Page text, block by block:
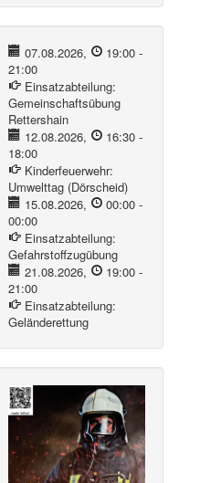
07.08.2026, 19:00-
21:00
Einsatzabteilung:
Gemeinschaftsübung
Rettershain
12.08.2026, 16:30-
18:00
Kinderfeuerwehr:
Umwelttag (Dörscheid)
15.08.2026, 00:00-
00:00
Einsatzabteilung:
Gefahrstoffzugübung
21.08.2026, 19:00-
21:00
Einsatzabteilung:
Geländerettung